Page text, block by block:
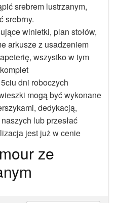
srebrem lustrzanym,
srebrny.
winietki, plan stołów,
arkusze z usadzeniem
wszystko w tym
dni roboczych
mogą być wykonane
dedykacją,
lub przesłać
jest już w cenie
ze